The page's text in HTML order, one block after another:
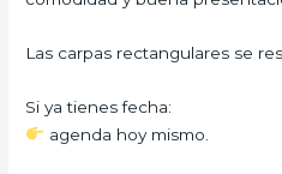
Las carpas rectangulares se
Si ya tienes fecha:
agenda hoy mismo.